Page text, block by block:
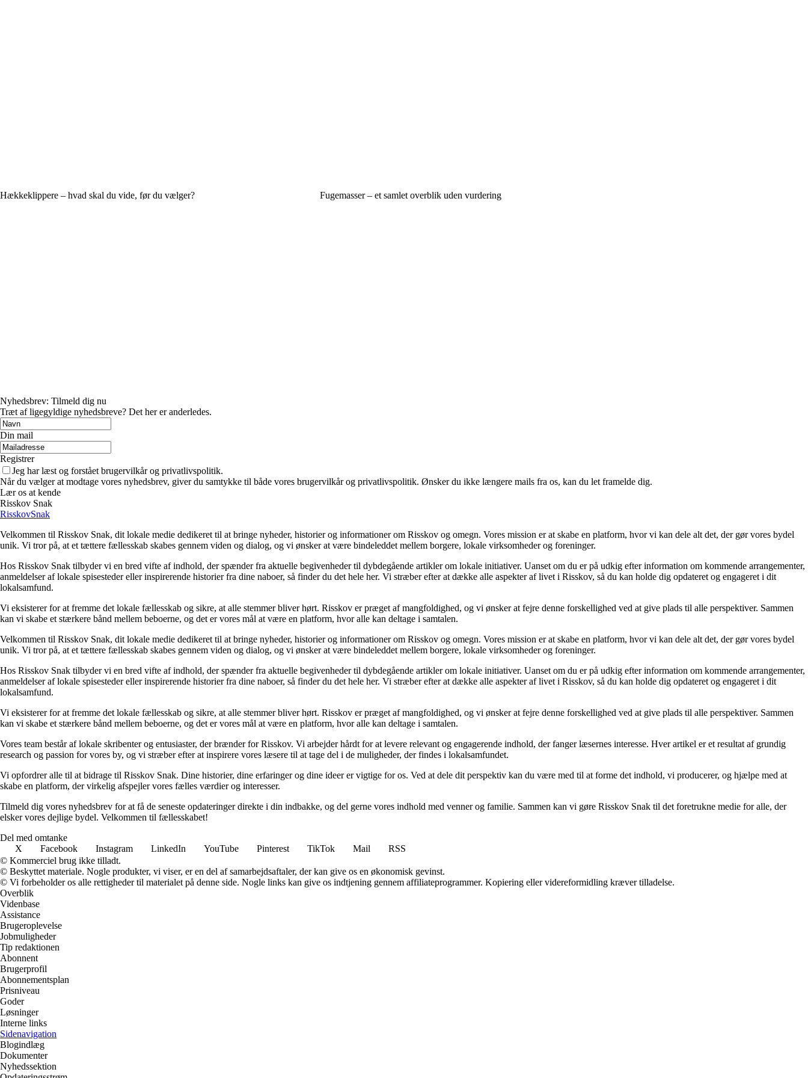
Hækkeklippere – hvad skal du vide, før du vælger? Fugemasser – et samlet overblik uden vurdering
Nyhedsbrev: Tilmeld dig nu
Træt af ligegyldige nyhedsbreve? Det her er anderledes.
Din mail
Registrer
Jeg har læst og forstået brugervilkår og privatlivspolitik.
Når du vælger at modtage vores nyhedsbrev, giver du samtykke til både vores brugervilkår og privatlivspolitik. Ønsker du ikke længere mails fra os, kan du let framelde dig.
Lær os at kende
Risskov Snak
RisskovSnak
Velkommen til Risskov Snak, dit lokale medie dedikeret til at bringe nyheder, historier og informationer om Risskov og omegn. Vores mission er at skabe en platform, hvor vi kan dele alt det, der gør vores bydel
unik. Vi tror på, at et tættere fællesskab skabes gennem viden og dialog, og vi ønsker at være bindeleddet mellem borgere, lokale virksomheder og foreninger.
Hos Risskov Snak tilbyder vi en bred vifte af indhold, der spænder fra aktuelle begivenheder til dybdegående artikler om lokale initiativer. Uanset om du er på udkig efter information om kommende arrangementer,
anmeldelser af lokale spisesteder eller inspirerende historier fra dine naboer, så finder du det hele her. Vi stræber efter at dække alle aspekter af livet i Risskov, så du kan holde dig opdateret og engageret i dit
lokalsamfund.
Vi eksisterer for at fremme det lokale fællesskab og sikre, at alle stemmer bliver hørt. Risskov er præget af mangfoldighed, og vi ønsker at fejre denne forskellighed ved at give plads til alle perspektiver. Sammen
kan vi skabe et stærkere bånd mellem beboerne, og det er vores mål at være en platform, hvor alle kan deltage i samtalen.
Velkommen til Risskov Snak, dit lokale medie dedikeret til at bringe nyheder, historier og informationer om Risskov og omegn. Vores mission er at skabe en platform, hvor vi kan dele alt det, der gør vores bydel
unik. Vi tror på, at et tættere fællesskab skabes gennem viden og dialog, og vi ønsker at være bindeleddet mellem borgere, lokale virksomheder og foreninger.
Hos Risskov Snak tilbyder vi en bred vifte af indhold, der spænder fra aktuelle begivenheder til dybdegående artikler om lokale initiativer. Uanset om du er på udkig efter information om kommende arrangementer,
anmeldelser af lokale spisesteder eller inspirerende historier fra dine naboer, så finder du det hele her. Vi stræber efter at dække alle aspekter af livet i Risskov, så du kan holde dig opdateret og engageret i dit
lokalsamfund.
Vi eksisterer for at fremme det lokale fællesskab og sikre, at alle stemmer bliver hørt. Risskov er præget af mangfoldighed, og vi ønsker at fejre denne forskellighed ved at give plads til alle perspektiver. Sammen
kan vi skabe et stærkere bånd mellem beboerne, og det er vores mål at være en platform, hvor alle kan deltage i samtalen.
Vores team består af lokale skribenter og entusiaster, der brænder for Risskov. Vi arbejder hårdt for at levere relevant og engagerende indhold, der fanger læsernes interesse. Hver artikel er et resultat af grundig
research og passion for vores by, og vi stræber efter at inspirere vores læsere til at tage del i de muligheder, der findes i lokalsamfundet.
Vi opfordrer alle til at bidrage til Risskov Snak. Dine historier, dine erfaringer og dine ideer er vigtige for os. Ved at dele dit perspektiv kan du være med til at forme det indhold, vi producerer, og hjælpe med at
skabe en platform, der virkelig afspejler vores fælles værdier og interesser.
Tilmeld dig vores nyhedsbrev for at få de seneste opdateringer direkte i din indbakke, og del gerne vores indhold med venner og familie. Sammen kan vi gøre Risskov Snak til det foretrukne medie for alle, der
elsker vores dejlige bydel. Velkommen til fællesskabet!
Del med omtanke
X
Facebook Instagram LinkedIn YouTube Pinterest TikTok Mail
RSS
© Kommerciel brug ikke tilladt.
© Beskyttet materiale. Nogle produkter, vi viser, er en del af samarbejdsaftaler, der kan give os en økonomisk gevinst.
© Vi forbeholder os alle rettigheder til materialet på denne side. Nogle links kan give os indtjening gennem affiliateprogrammer. Kopiering eller videreformidling kræver tilladelse.
Overblik
Videnbase
Assistance
Brugeroplevelse
Jobmuligheder
Tip redaktionen
Abonnent
Brugerprofil
Abonnementsplan
Prisniveau
Goder
Løsninger
Interne links
Sidenavigation
Blogindlæg
Dokumenter
Nyhedssektion